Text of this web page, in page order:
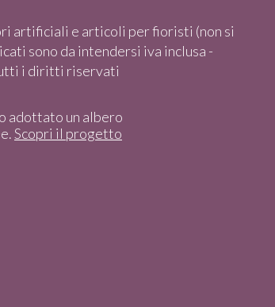
artificiali e articoli per fioristi (non si
sono da intendersi iva inclusa -
i diritti riservati
adottato un albero
Scopri il progetto